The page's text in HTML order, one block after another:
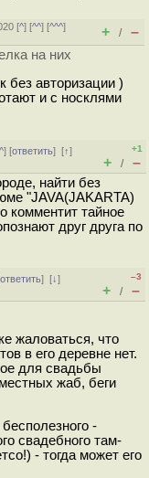
[^] [^^] [^^^]
+ / –
на них
без авторизации )
и с носклями
] [ответить][↑]
+1
+ / –
найти без
"JAVA(JAKARTA)
комментит тайное
друг друга по
ответить][↓]
–3
+ / –
жаловаться, что
в его деревне нет.
для свадьбы
жаб, беги
-
свадебного там-
- тогда может его